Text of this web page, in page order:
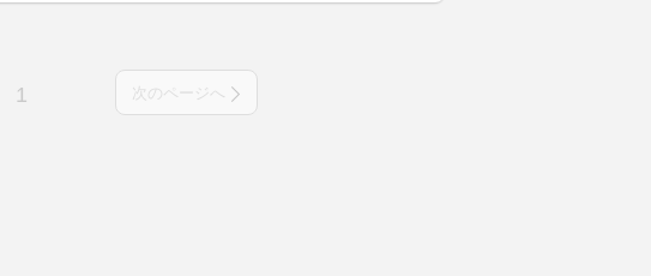
1 次のページへ